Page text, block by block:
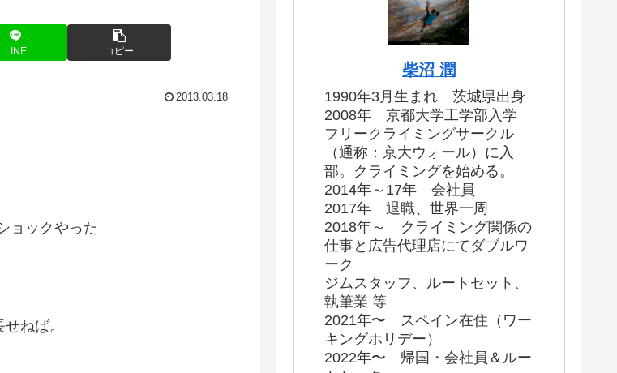
LINE コピー
2013.03.18
ョックやった
ねば。
柴沼 潤
1990年3月生まれ 茨城県出身
2008年 京都大学工学部入学
フリークライミングサークル
（通称：京大ウォール）に入
部。クライミングを始める。
2014年～17年 会社員
2017年 退職、世界一周
2018年～ クライミング関係の
仕事と広告代理店にてダブルワ
ーク
ジムスタッフ、ルートセット、
執筆業 等
2021年〜 スペイン在住（ワー
キングホリデー）
2022年〜 帰国・会社員＆ルー